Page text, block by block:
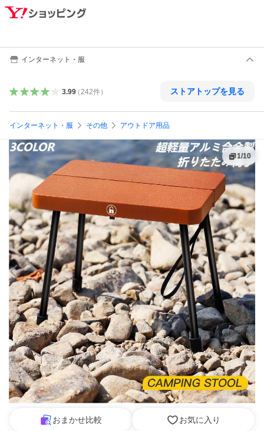
インターネット・服
3.99（ 242件） ストアトップを見る
インターネット・服 その他 アウトドア用品
1/10
おまかせ比較 お気に入り